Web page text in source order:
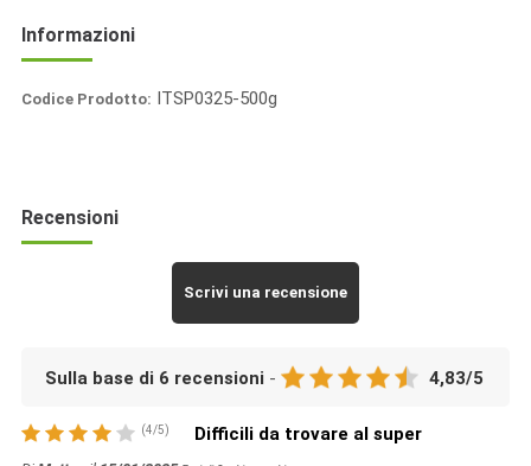
Informazioni
Codice Prodotto: ITSP0325-500g
Recensioni
Scrivi una recensione
Sulla base di 6 recensioni - 4,83/5
(4/5) Difficili da trovare al super